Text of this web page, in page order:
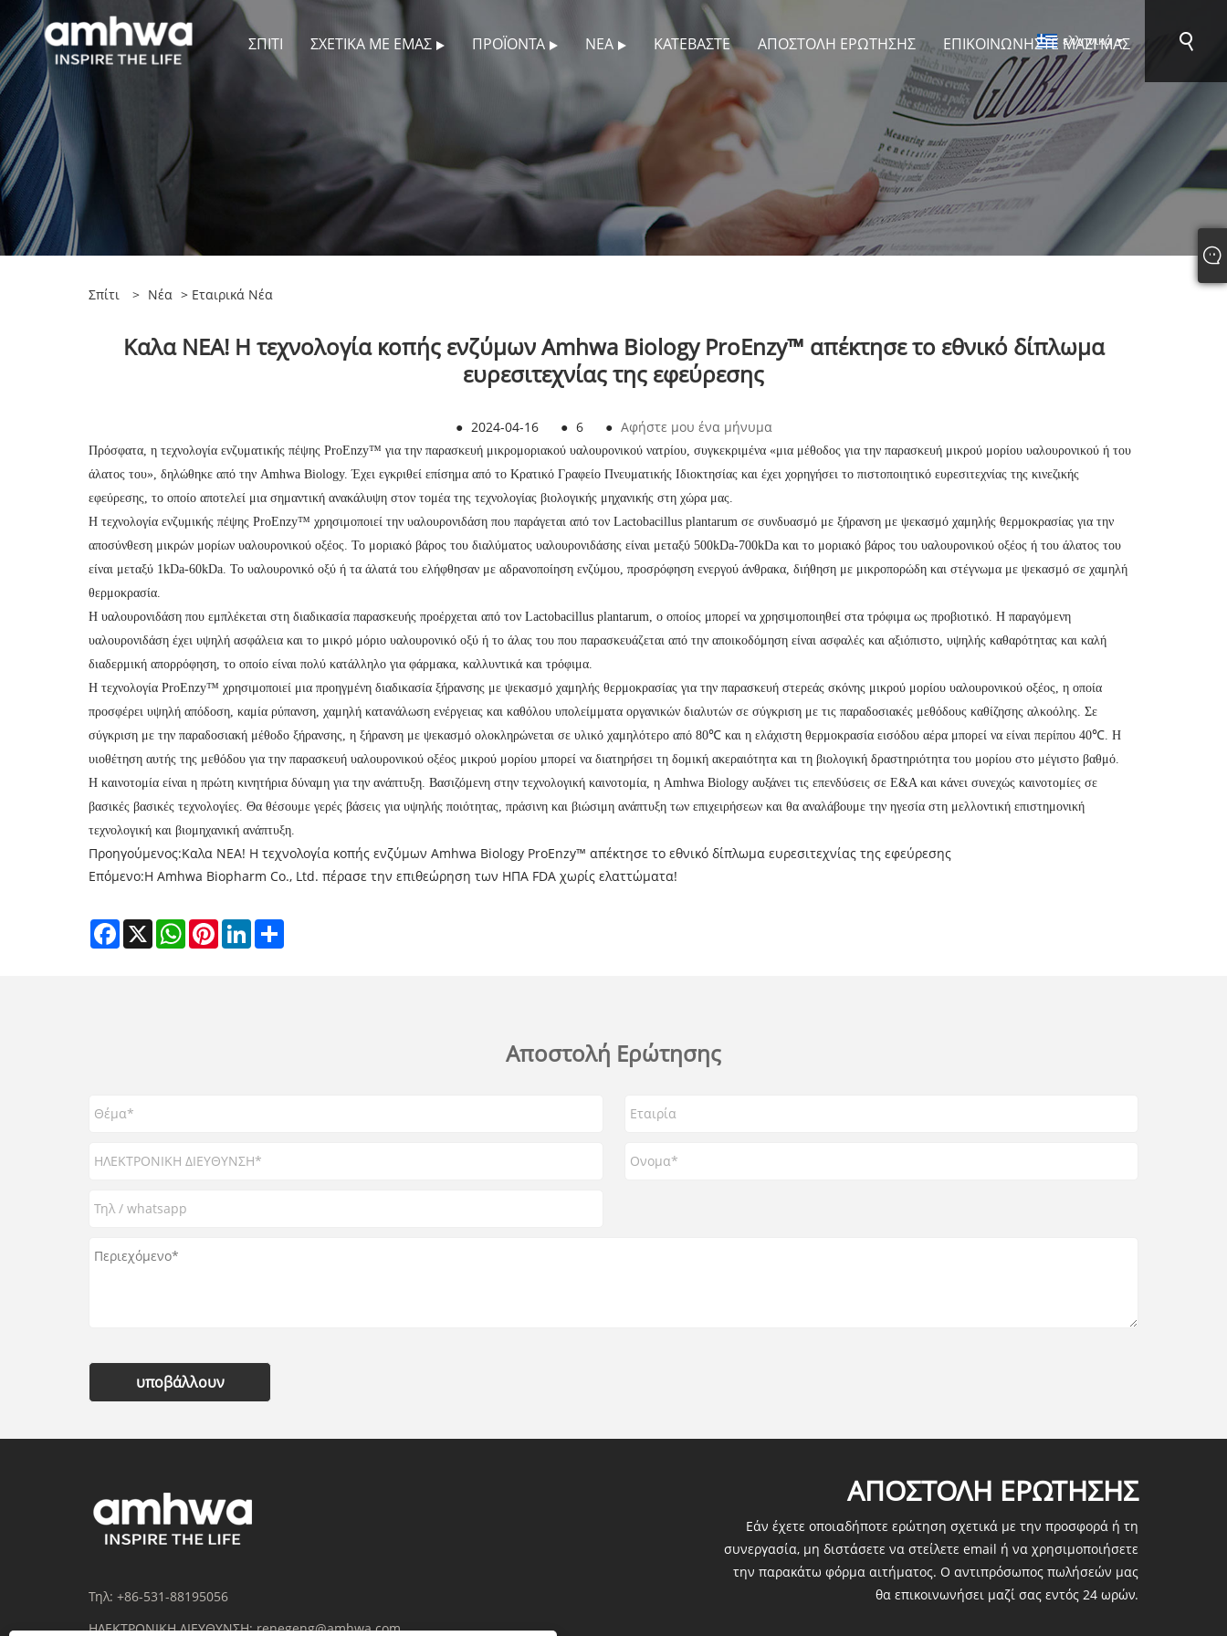
ΣΠΊΤΙ ΣΧΕΤΙΚΆ ΜΕ ΕΜΆΣ ΠΡΟΪΌΝΤΑ ΝΈΑ ΚΑΤΕΒΆΣΤΕ ΑΠΟΣΤΟΛΉ ΕΡΏΤΗΣΗΣ ΕΠΙΚΟΙΝΩΝΉΣΤΕ ΜΑΖΊ ΜΑΣ
ελληνικά
Σπίτι > Νέα > Εταιρικά Νέα
Καλα ΝΕΑ! Η τεχνολογία κοπής ενζύμων Amhwa Biology ProEnzy™ απέκτησε το εθνικό δίπλωμα
ευρεσιτεχνίας της εφεύρεσης
● 2024-04-16 ● 6 ● Αφήστε μου ένα μήνυμα
Πρόσφατα, η τεχνολογία ενζυματικής πέψης ProEnzy™ για την παρασκευή μικρομοριακού υαλουρονικού νατρίου, συγκεκριμένα «μια μέθοδος για την παρασκευή μικρού μορίου υαλουρονικού ή του
άλατος του», δηλώθηκε από την Amhwa Biology. Έχει εγκριθεί επίσημα από το Κρατικό Γραφείο Πνευματικής Ιδιοκτησίας και έχει χορηγήσει το πιστοποιητικό ευρεσιτεχνίας της κινεζικής
εφεύρεσης, το οποίο αποτελεί μια σημαντική ανακάλυψη στον τομέα της τεχνολογίας βιολογικής μηχανικής στη χώρα μας.
Η τεχνολογία ενζυμικής πέψης ProEnzy™ χρησιμοποιεί την υαλουρονιδάση που παράγεται από τον Lactobacillus plantarum σε συνδυασμό με ξήρανση με ψεκασμό χαμηλής θερμοκρασίας για την
αποσύνθεση μικρών μορίων υαλουρονικού οξέος. Το μοριακό βάρος του διαλύματος υαλουρονιδάσης είναι μεταξύ 500kDa-700kDa και το μοριακό βάρος του υαλουρονικού οξέος ή του άλατος του
είναι μεταξύ 1kDa-60kDa. Το υαλουρονικό οξύ ή τα άλατά του ελήφθησαν με αδρανοποίηση ενζύμου, προσρόφηση ενεργού άνθρακα, διήθηση με μικροπορώδη και στέγνωμα με ψεκασμό σε χαμηλή
θερμοκρασία.
Η υαλουρονιδάση που εμπλέκεται στη διαδικασία παρασκευής προέρχεται από τον Lactobacillus plantarum, ο οποίος μπορεί να χρησιμοποιηθεί στα τρόφιμα ως προβιοτικό. Η παραγόμενη
υαλουρονιδάση έχει υψηλή ασφάλεια και το μικρό μόριο υαλουρονικό οξύ ή το άλας του που παρασκευάζεται από την αποικοδόμηση είναι ασφαλές και αξιόπιστο, υψηλής καθαρότητας και καλή
διαδερμική απορρόφηση, το οποίο είναι πολύ κατάλληλο για φάρμακα, καλλυντικά και τρόφιμα.
Η τεχνολογία ProEnzy™ χρησιμοποιεί μια προηγμένη διαδικασία ξήρανσης με ψεκασμό χαμηλής θερμοκρασίας για την παρασκευή στερεάς σκόνης μικρού μορίου υαλουρονικού οξέος, η οποία
προσφέρει υψηλή απόδοση, καμία ρύπανση, χαμηλή κατανάλωση ενέργειας και καθόλου υπολείμματα οργανικών διαλυτών σε σύγκριση με τις παραδοσιακές μεθόδους καθίζησης αλκοόλης. Σε
σύγκριση με την παραδοσιακή μέθοδο ξήρανσης, η ξήρανση με ψεκασμό ολοκληρώνεται σε υλικό χαμηλότερο από 80℃ και η ελάχιστη θερμοκρασία εισόδου αέρα μπορεί να είναι περίπου 40℃. Η
υιοθέτηση αυτής της μεθόδου για την παρασκευή υαλουρονικού οξέος μικρού μορίου μπορεί να διατηρήσει τη δομική ακεραιότητα και τη βιολογική δραστηριότητα του μορίου στο μέγιστο βαθμό.
Η καινοτομία είναι η πρώτη κινητήρια δύναμη για την ανάπτυξη. Βασιζόμενη στην τεχνολογική καινοτομία, η Amhwa Biology αυξάνει τις επενδύσεις σε Ε&Α και κάνει συνεχώς καινοτομίες σε
βασικές βασικές τεχνολογίες. Θα θέσουμε γερές βάσεις για υψηλής ποιότητας, πράσινη και βιώσιμη ανάπτυξη των επιχειρήσεων και θα αναλάβουμε την ηγεσία στη μελλοντική επιστημονική
τεχνολογική και βιομηχανική ανάπτυξη.
Προηγούμενος:Καλα ΝΕΑ! Η τεχνολογία κοπής ενζύμων Amhwa Biology ProEnzy™ απέκτησε το εθνικό δίπλωμα ευρεσιτεχνίας της εφεύρεσης
Επόμενο:Η Amhwa Biopharm Co., Ltd. πέρασε την επιθεώρηση των ΗΠΑ FDA χωρίς ελαττώματα!
Facebook
X WhatsAppPinterestLinkedIn
Αποστολή Ερώτησης
υποβάλλουν
Τηλ: +86-531-88195056
ΗΛΕΚΤΡΟΝΙΚΗ ΔΙΕΥΘΥΝΣΗ: renegeng@amhwa.com
ΑΠΟΣΤΟΛΉ ΕΡΏΤΗΣΗΣ
Εάν έχετε οποιαδήποτε ερώτηση σχετικά με την προσφορά ή τη
συνεργασία, μη διστάσετε να στείλετε email ή να χρησιμοποιήσετε
την παρακάτω φόρμα αιτήματος. Ο αντιπρόσωπος πωλήσεών μας
θα επικοινωνήσει μαζί σας εντός 24 ωρών.